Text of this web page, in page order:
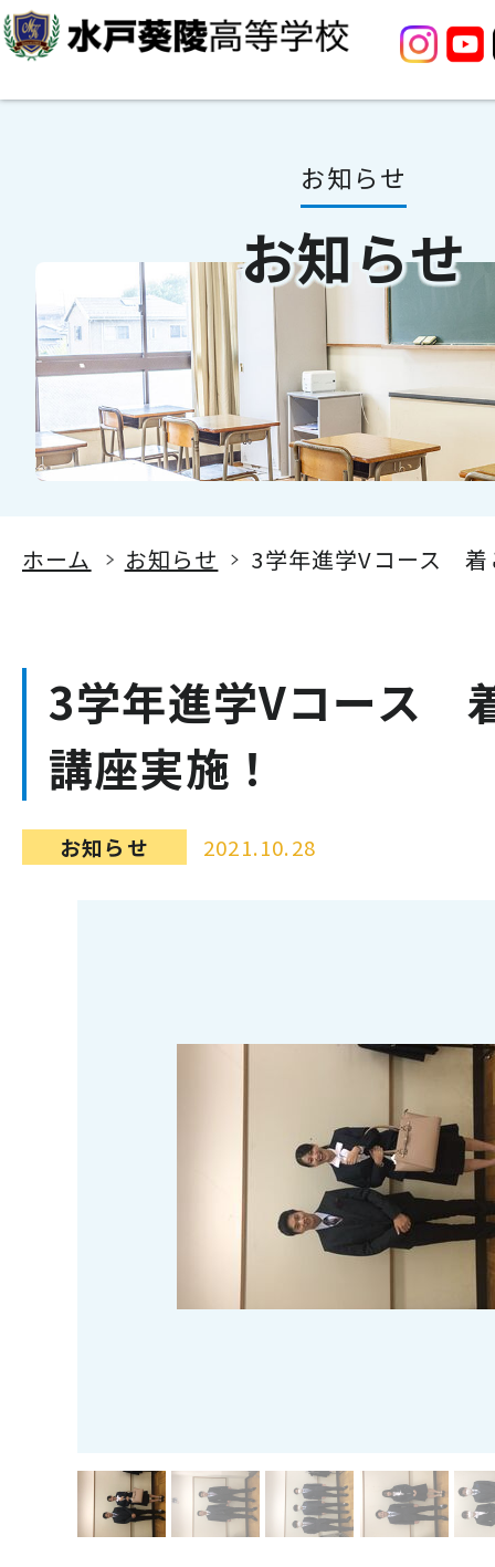
お知らせ
お知らせ
ホーム お知らせ 3学年進学Vコース 着
3学年進学Vコース
講座実施！
お知らせ 2021.10.28